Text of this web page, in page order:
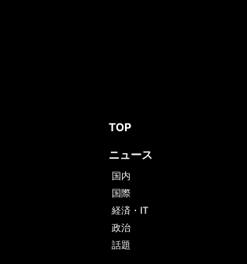
TOP
ニュース
国内
国際
経済・IT
政治
話題